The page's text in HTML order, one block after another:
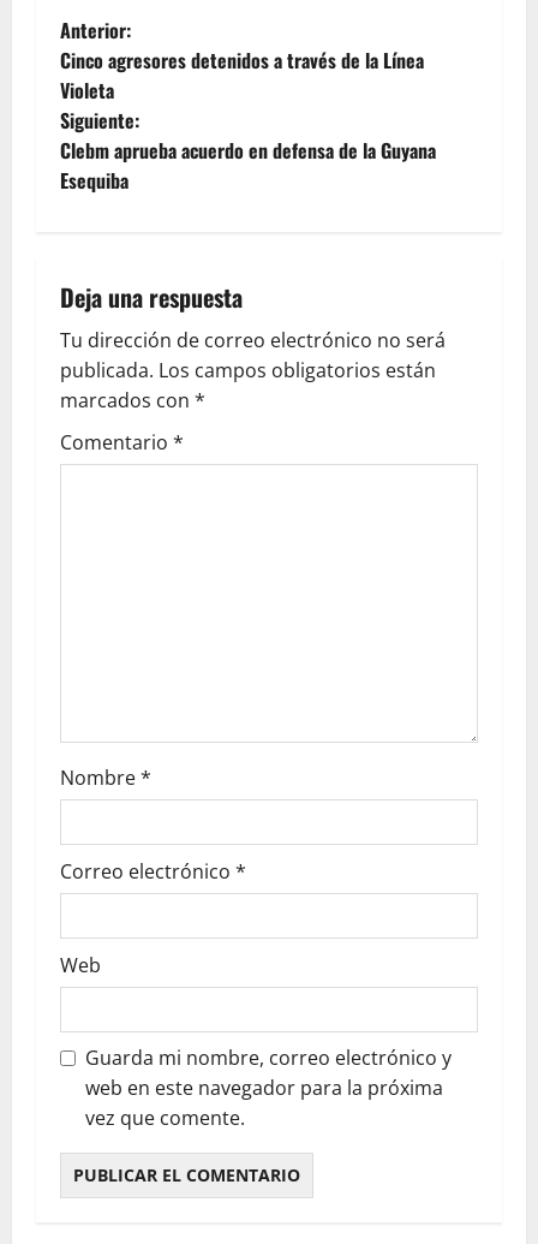
Anterior:
Cinco agresores detenidos a través de la Línea
Violeta
Siguiente:
Clebm aprueba acuerdo en defensa de la Guyana
Esequiba
Deja una respuesta
Tu dirección de correo electrónico no será
publicada. Los campos obligatorios están
marcados con *
Comentario *
Nombre*
Correo electrónico *
Web
Guarda mi nombre, correo electrónico y
web en este navegador para la próxima
vez que comente.